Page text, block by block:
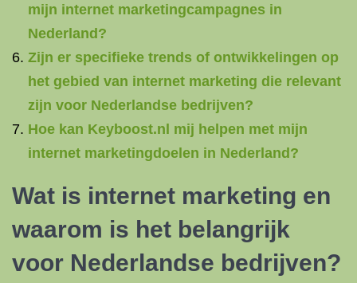
mijn internet marketingcampagnes in
Nederland?
Zijn er specifieke trends of ontwikkelingen op
het gebied van internet marketing die relevant
zijn voor Nederlandse bedrijven?
Hoe kan Keyboost.nl mij helpen met mijn
internet marketingdoelen in Nederland?
Wat is internet marketing en
waarom is het belangrijk
voor Nederlandse bedrijven?